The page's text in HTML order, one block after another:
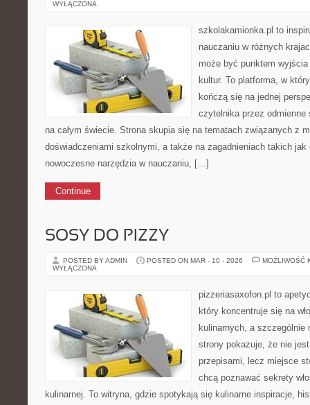
WYŁĄCZONA
szkolakamionka.pl to
nauczaniu w różnych
może być punktem
kultur. To platforma, w
kończą się na jednej
czytelnika przez odmienne
na całym świecie. Strona skupia się na tematach związanych z
doświadczeniami szkolnymi, a także na zagadnieniach takich
nowoczesne narzędzia w nauczaniu, […]
Continue
SOSY DO PIZZY
POSTED BY ADMIN POSTED ON MAR - 10 - 2026
MOŻLIWOŚĆ
WYŁĄCZONA
pizzeriasaxofon.pl to
który koncentruje się na
kulinarnych, a
strony pokazuje, że nie
przepisami, lecz miejsce
chcą poznawać sekrety
kulinarnej. To witryna, gdzie spotykają się kulinarne inspiracje,